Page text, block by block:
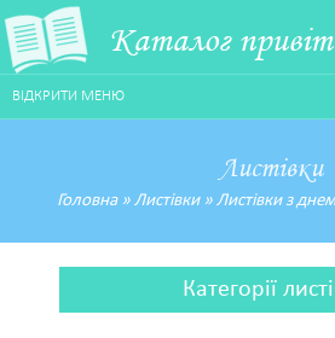
Каталог
ВІДКРИТИ МЕНЮ
Листівки
Головна» Листівки» Листівки з
Категорії